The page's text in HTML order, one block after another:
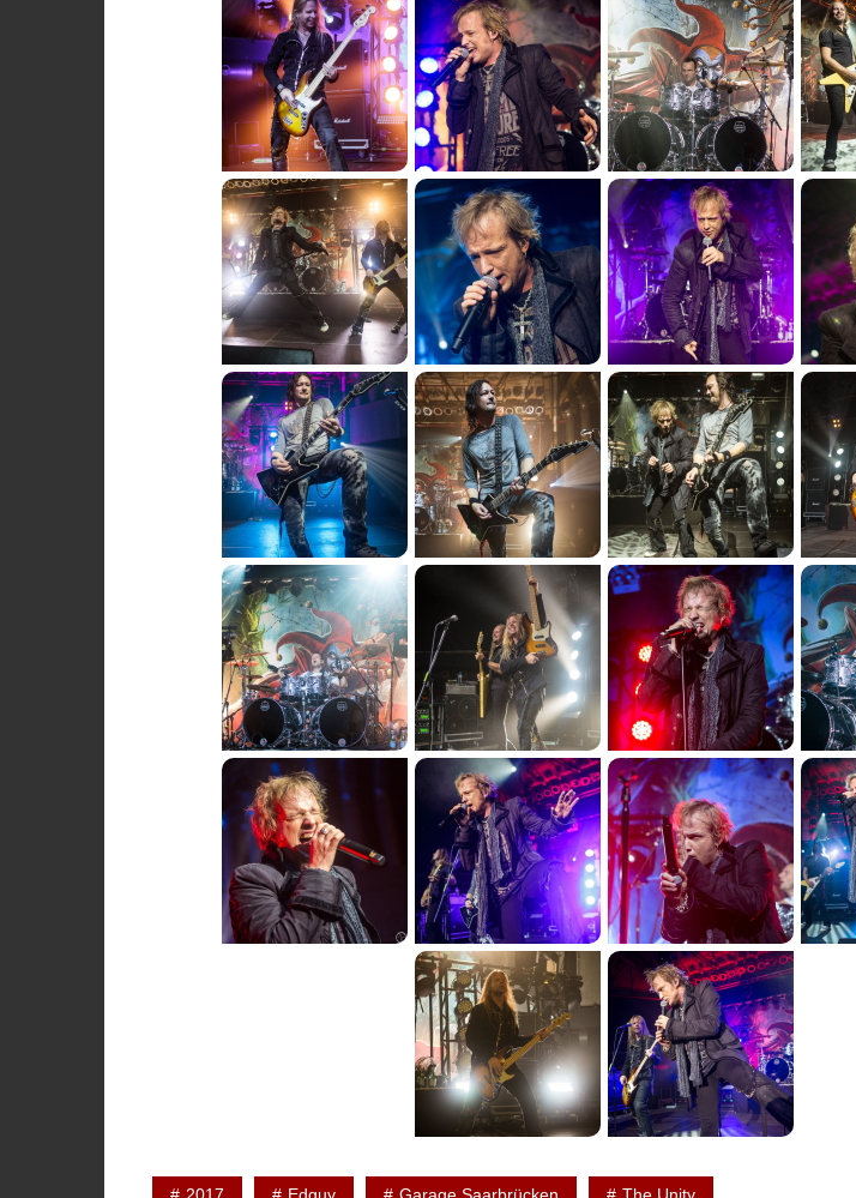
2017 Edguy Garage Saarbrücken The Unity